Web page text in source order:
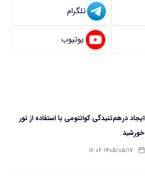
تلگرام
یوتیوب
ایجاد درهم‌تنیدگی کوانتومی با استفاده از نور
خورشید
۱۴۰۵/۰۵/۱۷ ۱۶:۰۲